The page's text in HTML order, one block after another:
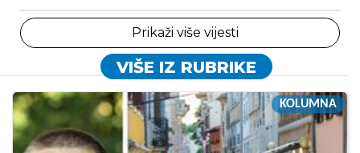
Prikaži više vijesti
VIŠE IZ RUBRIKE
KOLUMNA